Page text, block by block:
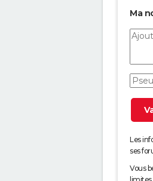
Ma
Les
ses
Vous